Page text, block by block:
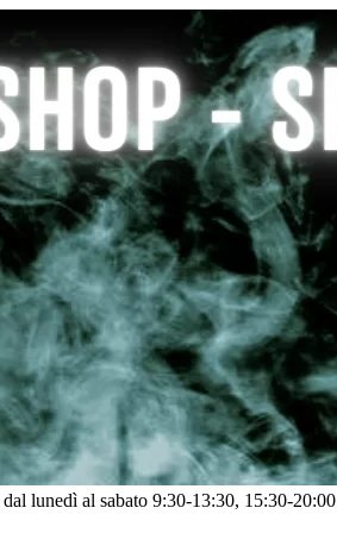
lunedì al sabato 9:30-13:30, 15:30-20:00